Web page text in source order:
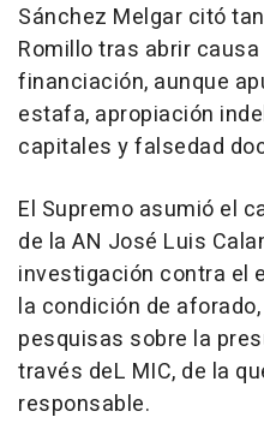
Sánchez Melgar citó
Romillo tras abrir
financiación, aunque
estafa, apropiación
capitales y falsedad
El Supremo asumió el
de la AN José Luis
investigación contra el
la condición de
pesquisas sobre la
través deL MIC, de la
responsable.